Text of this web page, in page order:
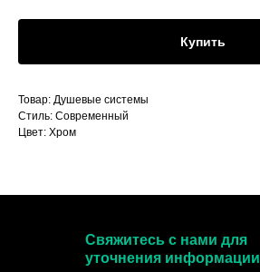
Купить
Товар: Душевые системы
Стиль: Современный
Цвет: Хром
Свяжитесь с нами для
уточнения информации